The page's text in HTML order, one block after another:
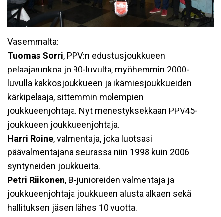
Vasemmalta:
Tuomas Sorri, PPV:n edustusjoukkueen
pelaajarunkoa jo 90-luvulta, myöhemmin 2000-
luvulla kakkosjoukkueen ja ikämiesjoukkueiden
kärkipelaaja, sittemmin molempien
joukkueenjohtaja. Nyt menestyksekkään PPV45-
joukkueen joukkueenjohtaja.
Harri Roine, valmentaja, joka luotsasi
päävalmentajana seurassa niin 1998 kuin 2006
syntyneiden joukkueita.
Petri Riikonen, B-junioreiden valmentaja ja
joukkueenjohtaja joukkueen alusta alkaen sekä
hallituksen jäsen lähes 10 vuotta.